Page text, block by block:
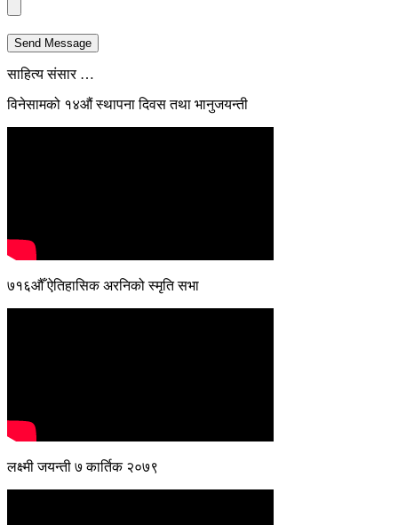
Send Message
साहित्य संसार …
विनेसामको १४औं स्थापना दिवस तथा भानुजयन्ती
७१६औँ ऐतिहासिक अरनिको स्मृति सभा
लक्ष्मी जयन्ती ७ कार्तिक २०७९